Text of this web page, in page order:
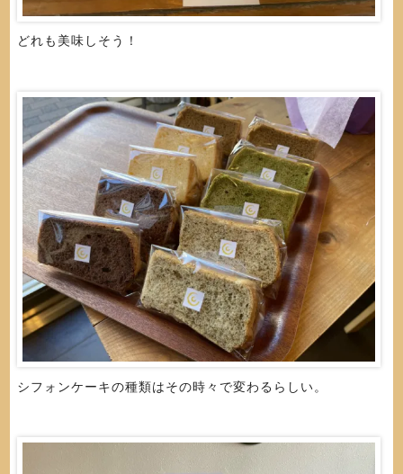
どれも美味しそう！
シフォンケーキの種類はその時々で変わるらしい。